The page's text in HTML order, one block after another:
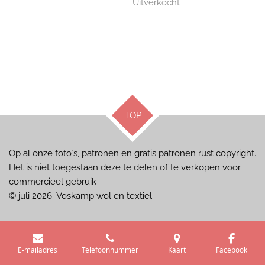
Uitverkocht
TOP
Op al onze foto`s, patronen en gratis patronen rust copyright.
Het is niet toegestaan deze te delen of te verkopen voor
commercieel gebruik
© juli 2026 Voskamp wol en textiel
E-mailadres Telefoonnummer Kaart Facebook